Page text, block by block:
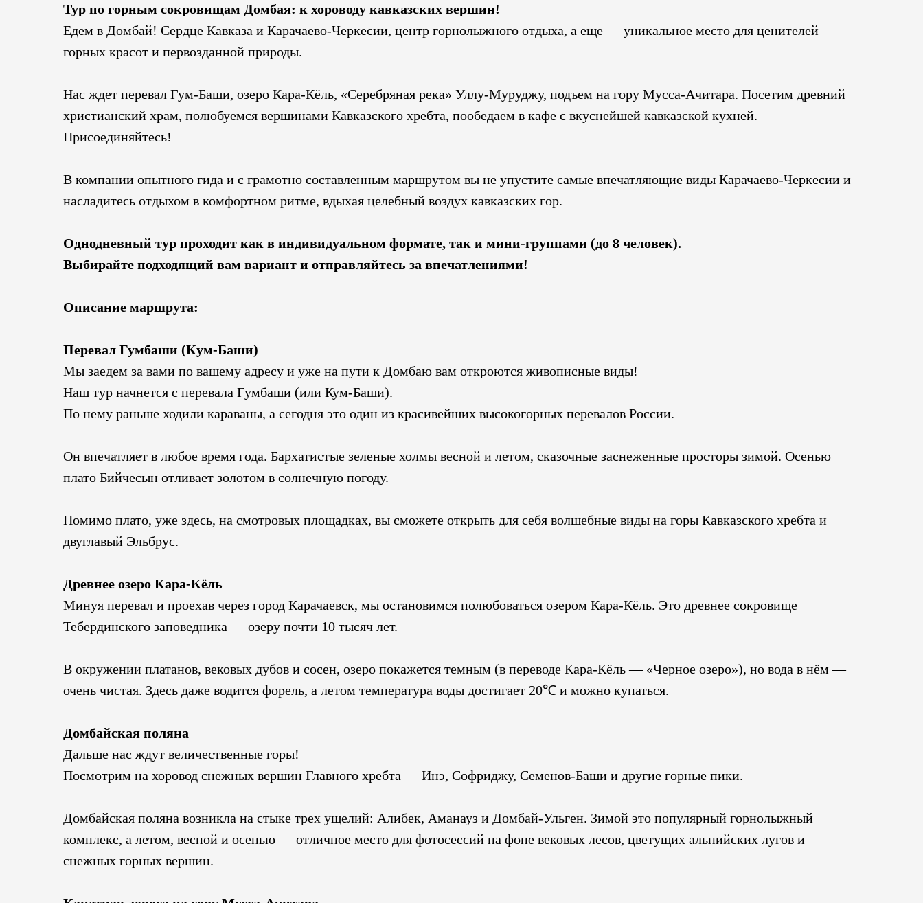
Тур по горным сокровищам Домбая: к хороводу кавказских вершин!
Едем в Домбай! Сердце Кавказа и Карачаево-Черкесии, центр горнолыжного отдыха, а еще — уникальное место для ценителей
горных красот и первозданной природы.
Нас ждет перевал Гум-Баши, озеро Кара-Кёль, «Серебряная река» Уллу-Муруджу, подъем на гору Мусса-Ачитара. Посетим древний
христианский храм, полюбуемся вершинами Кавказского хребта, пообедаем в кафе c вкуснейшей кавказской кухней.
Присоединяйтесь!
В компании опытного гида и с грамотно составленным маршрутом вы не упустите самые впечатляющие виды Карачаево-Черкесии и
насладитесь отдыхом в комфортном ритме, вдыхая целебный воздух кавказских гор.
Однодневный тур проходит как в индивидуальном формате, так и мини-группами (до 8 человек).
Выбирайте подходящий вам вариант и отправляйтесь за впечатлениями!
Описание маршрута:
Перевал Гумбаши (Кум-Баши)
Мы заедем за вами по вашему адресу и уже на пути к Домбаю вам откроются живописные виды!
Наш тур начнется с перевала Гумбаши (или Кум-Баши).
По нему раньше ходили караваны, а сегодня это один из красивейших высокогорных перевалов России.
Он впечатляет в любое время года. Бархатистые зеленые холмы весной и летом, сказочные заснеженные просторы зимой. Осенью
плато Бийчесын отливает золотом в солнечную погоду.
Помимо плато, уже здесь, на смотровых площадках, вы сможете открыть для себя волшебные виды на горы Кавказского хребта и
двуглавый Эльбрус.
Древнее озеро Кара-Кёль
Минуя перевал и проехав через город Карачаевск, мы остановимся полюбоваться озером Кара-Кёль. Это древнее сокровище
Тебердинского заповедника — озеру почти 10 тысяч лет.
В окружении платанов, вековых дубов и сосен, озеро покажется темным (в переводе Кара-Кёль — «Черное озеро»), но вода в нём —
очень чистая. Здесь даже водится форель, а летом температура воды достигает 20℃ и можно купаться.
Домбайская поляна
Дальше нас ждут величественные горы!
Посмотрим на хоровод снежных вершин Главного хребта — Инэ, Софриджу, Семенов-Баши и другие горные пики.
Домбайская поляна возникла на стыке трех ущелий: Алибек, Аманауз и Домбай-Ульген. Зимой это популярный горнолыжный
комплекс, а летом, весной и осенью — отличное место для фотосессий на фоне вековых лесов, цветущих альпийских лугов и
снежных горных вершин.